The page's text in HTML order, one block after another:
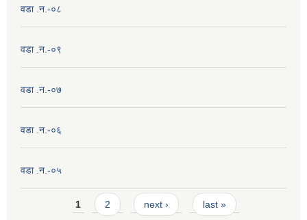
वडा .न.-०८
वडा .न.-०९
वडा .न.-०७
वडा .न.-०६
वडा .न.-०५
Pages1 2 next › last »